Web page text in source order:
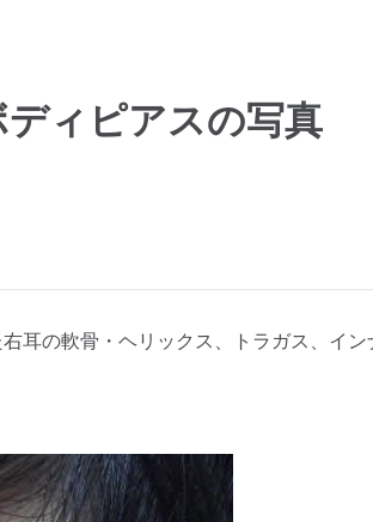
ィピアスの写真
耳の軟骨・ヘリックス、トラガス、イン